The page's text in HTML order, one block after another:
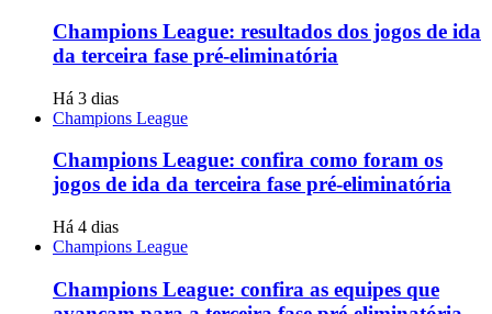
Champions League: resultados dos jogos de ida
da terceira fase pré-eliminatória
Há 3 dias
Champions League
Champions League: confira como foram os
jogos de ida da terceira fase pré-eliminatória
Há 4 dias
Champions League
Champions League: confira as equipes que